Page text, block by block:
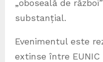
„oboseală de
substanțial.
Evenimentul este
extinse între EUNIC